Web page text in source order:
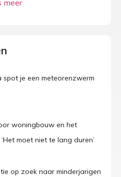
je een meteorenzwerm
woningbouw en het
moet niet te lang duren’
op zoek naar minderjarigen